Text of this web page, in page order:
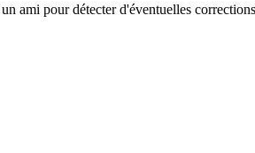
ami pour détecter d'éventuelles